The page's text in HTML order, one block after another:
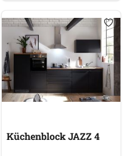
Küchenblock JAZZ 4